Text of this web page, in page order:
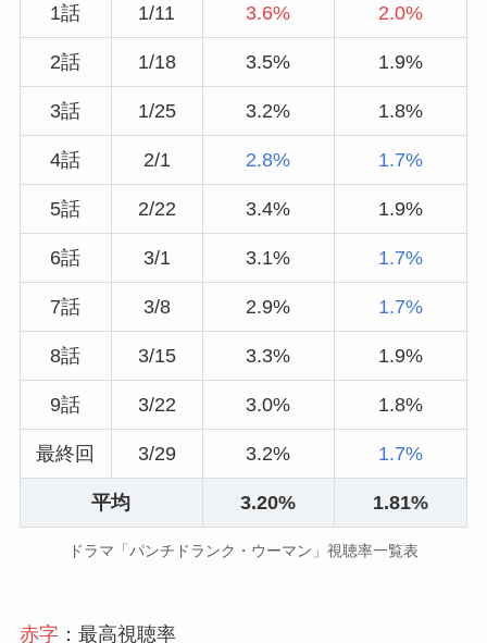
1話 1/11 3.6% 2.0%
2話 1/18 3.5% 1.9%
3話 1/25 3.2% 1.8%
4話 2/1 2.8% 1.7%
5話 2/22 3.4% 1.9%
6話 3/1 3.1% 1.7%
7話 3/8 2.9% 1.7%
8話 3/15 3.3% 1.9%
9話 3/22 3.0% 1.8%
最終回 3/29 3.2% 1.7%
平均 3.20% 1.81%
ドラマ「パンチドランク・ウーマン」視聴率一覧表
赤字：最高視聴率